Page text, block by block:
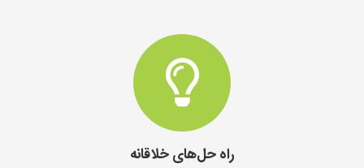
راه حل‌های خلاقانه